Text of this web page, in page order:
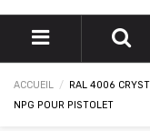
ACCUEIL
RAL 4006
NPG POUR PISTOLET